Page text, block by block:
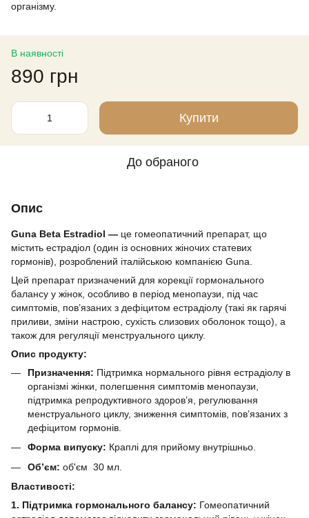
організму.
В наявності
890 грн
Купити
До обраного
Опис
Guna Beta Estradiol — це гомеопатичний препарат, що
містить естрадіол (один із основних жіночих статевих
гормонів), розроблений італійською компанією Guna.
Цей препарат призначений для корекції гормонального
балансу у жінок, особливо в період менопаузи, під час
симптомів, пов’язаних з дефіцитом естрадіолу (такі як гарячі
приливи, зміни настрою, сухість слизових оболонок тощо), а
також для регуляції менструального циклу.
Опис продукту:
Призначення: Підтримка нормального рівня естрадіолу в
організмі жінки, полегшення симптомів менопаузи,
підтримка репродуктивного здоров’я, регулювання
менструального циклу, зниження симптомів, пов’язаних з
дефіцитом гормонів.
Форма випуску: Краплі для прийому внутрішньо.
Обʼєм: об'єм 30 мл.
Властивості:
1. Підтримка гормонального балансу: Гомеопатичний